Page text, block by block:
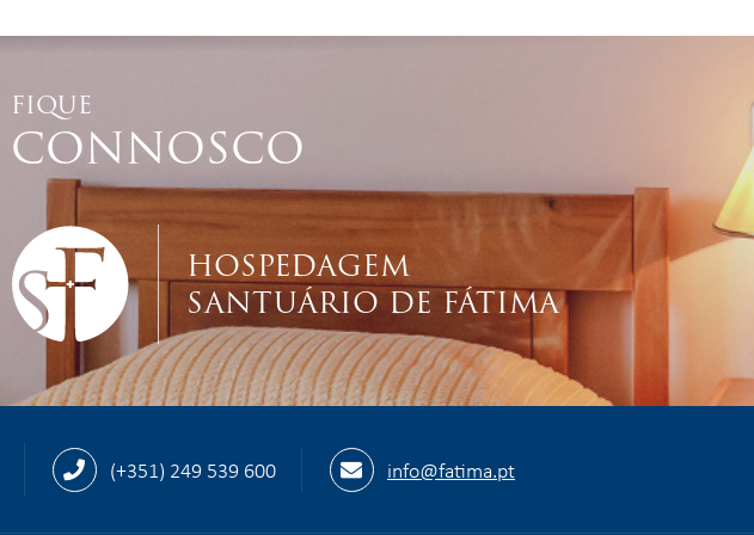
FIQUE
CONNOSCO
HOSPEDAGEM
SANTUÁRIO DE FÁTIMA
(+351) 249 539 600 info@fatima.pt